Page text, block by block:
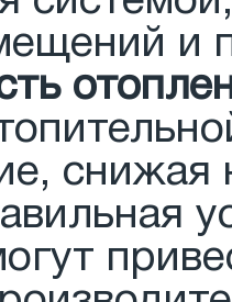
и
снижая